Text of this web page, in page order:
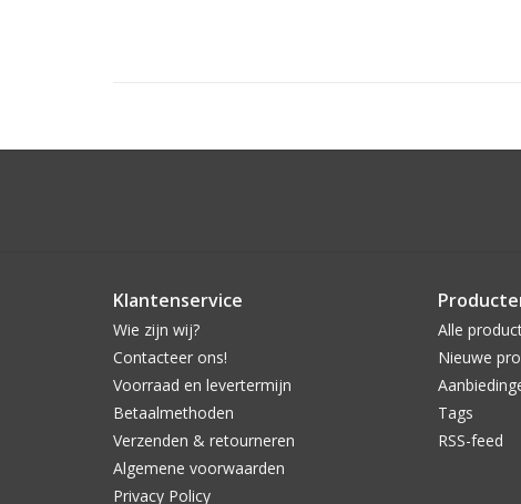
Klantenservice
Wie zijn wij?
Contacteer ons!
Voorraad en levertermijn
Betaalmethoden
Verzenden & retourneren
Algemene voorwaarden
Privacy Policy
Alle
Nieuwe
Tags
RSS-feed